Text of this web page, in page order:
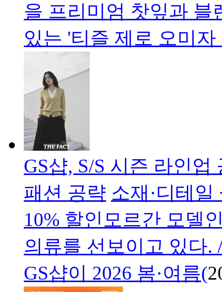
을 프리미엄 찻잎과 블
있는 '티즐 제로 오미자
GS샵, S/S 시즌 라인
패션 공략 소재·디테
10% 할인모르간 모델
의류를 선보이고 있다.
GS샵이 2026 봄·여름(